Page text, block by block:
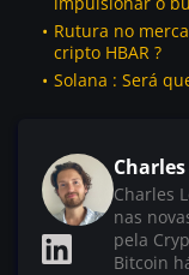
Rutura no
cripto HBAR ?
Solana : Será
Charles
nas
pela
Bitcoin